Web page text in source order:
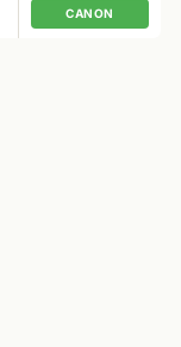
CANON